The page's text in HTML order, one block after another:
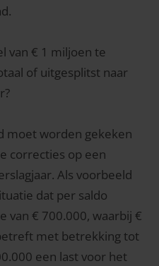
van € 1 miljoen te
of uitgesplitst naar
moet worden gekeken
correcties op een
Als voorbeeld
dat per saldo
van € 700.000, waarbij €
met betrekking tot
een last voor het